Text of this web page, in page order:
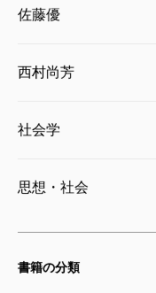
る。その重さに見合
「責任を取る」こ
自分のできる範囲で
無数の人々もいる
囲」はどこまでなの
が、「誰かのせい
穏やかに暮らしてい
佐藤優
西村尚芳
社会学
思想・社会
書籍の分類